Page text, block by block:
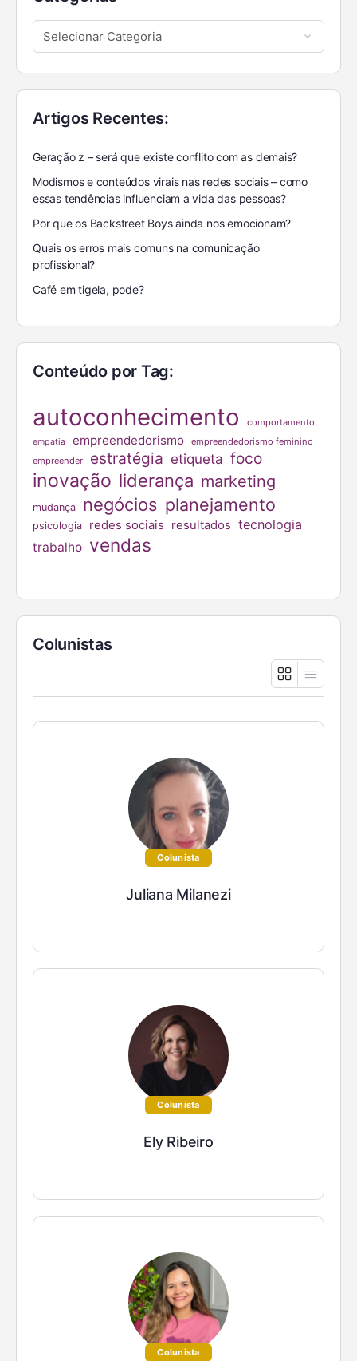
Artigos Recentes:
Geração z – será que existe conflito com as demais?
Modismos e conteúdos virais nas redes sociais – como
essas tendências influenciam a vida das pessoas?
Por que os Backstreet Boys ainda nos emocionam?
Quais os erros mais comuns na comunicação
profissional?
Café em tigela, pode?
Conteúdo por Tag:
autoconhecimento comportamento
empatia empreendedorismo
empreendedorismo feminino
empreender
estratégia etiqueta foco
inovação liderança marketing
mudança negócios planejamento
psicologia redes sociais resultados tecnologia
trabalho vendas
Colunistas
Colunista
Juliana Milanezi
Colunista
Ely Ribeiro
Colunista